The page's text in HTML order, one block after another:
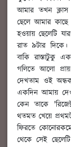
আমার তখন
ছেলে আমার কাছে
হওয়ায় ছেলেটি
রাত ৯টার দিকে।
বাকি রাস্তাটুকু
গলিতে আলো
দেখতাম ওই
একদিন আমায়
কেন তাকে
থতমত খেয়ে
ফিরতে
থেকে সেই